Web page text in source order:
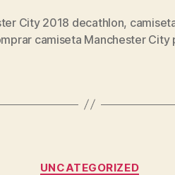
City 2018 decathlon,
camiseta Manchester City
Categorías
UNCATEGORIZED